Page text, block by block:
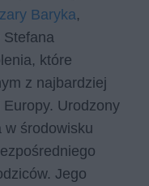
Baryka,
Stefana
które
z najbardziej
Urodzony
w środowisku
Jego